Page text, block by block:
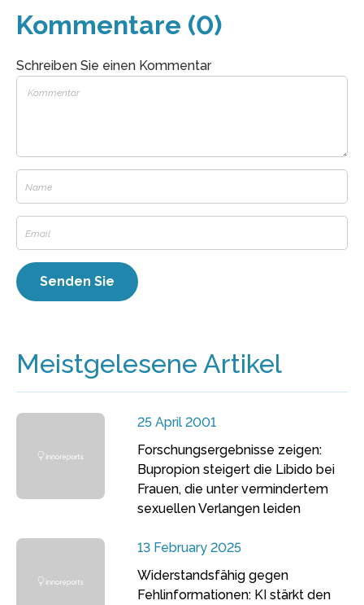
Kommentare (0)
Schreiben Sie einen Kommentar
Meistgelesene Artikel
25 April 2001
Forschungsergebnisse zeigen:
Bupropion steigert die Libido bei
Frauen, die unter vermindertem
sexuellen Verlangen leiden
13 February 2025
Widerstandsfähig gegen
Fehlinformationen: KI stärkt den